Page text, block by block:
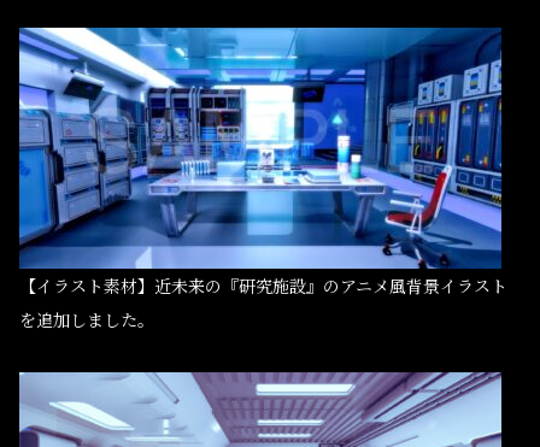
【イラスト素材】近未来の『研究施設』のアニメ風背景イラスト
を追加しました。